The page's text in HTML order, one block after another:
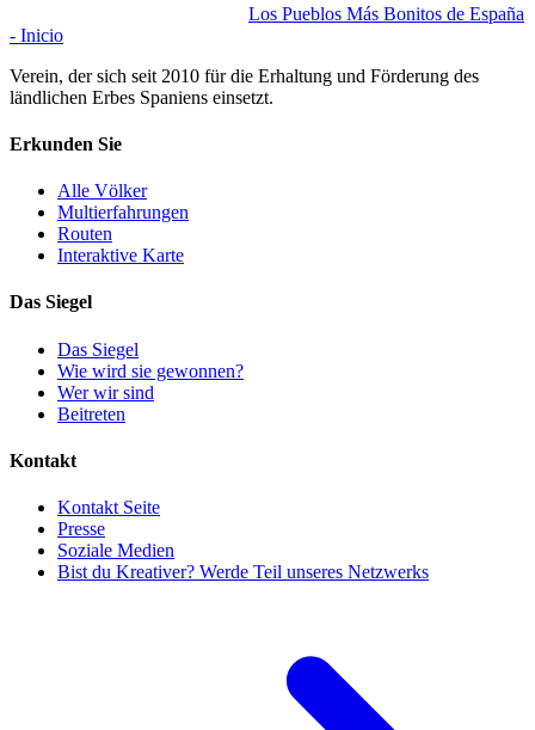
Los Pueblos Más Bonitos de España
- Inicio
Verein, der sich seit 2010 für die Erhaltung und Förderung des
ländlichen Erbes Spaniens einsetzt.
Erkunden Sie
Alle Völker
Multierfahrungen
Routen
Interaktive Karte
Das Siegel
Das Siegel
Wie wird sie gewonnen?
Wer wir sind
Beitreten
Kontakt
Kontakt Seite
Presse
Soziale Medien
Bist du Kreativer? Werde Teil unseres Netzwerks